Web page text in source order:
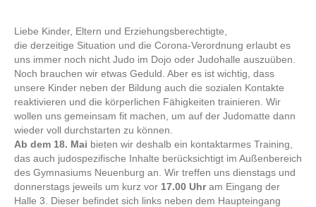
Liebe Kinder, Eltern und Erziehungsberechtigte,
die derzeitige Situation und die Corona-Verordnung erlaubt es
uns immer noch nicht Judo im Dojo oder Judohalle auszuüben.
Noch brauchen wir etwas Geduld. Aber es ist wichtig, dass
unsere Kinder neben der Bildung auch die sozialen Kontakte
reaktivieren und die körperlichen Fähigkeiten trainieren. Wir
wollen uns gemeinsam fit machen, um auf der Judomatte dann
wieder voll durchstarten zu können.
Ab dem 18. Mai bieten wir deshalb ein kontaktarmes Training,
das auch judospezifische Inhalte berücksichtigt im Außenbereich
des Gymnasiums Neuenburg an. Wir treffen uns dienstags und
donnerstags jeweils um kurz vor 17.00 Uhram Eingang der
Halle 3. Dieser befindet sich links neben dem Haupteingang